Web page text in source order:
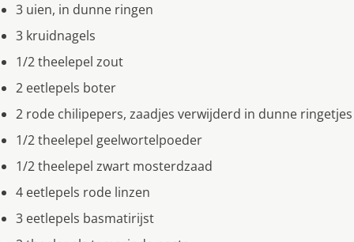
3 uien, in dunne ringen
3 kruidnagels
1/2 theelepel zout
2 eetlepels boter
2 rode chilipepers, zaadjes verwijderd in dunne ringetjes
1/2 theelepel geelwortelpoeder
1/2 theelepel zwart mosterdzaad
4 eetlepels rode linzen
3 eetlepels basmatirijst